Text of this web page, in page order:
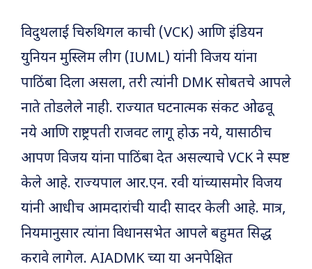
विदुथलाई चिरुथिगल काची (VCK) आणि इंडियन
युनियन मुस्लिम लीग (IUML) यांनी विजय यांना
पाठिंबा दिला असला, तरी त्यांनी DMK सोबतचे आपले
नाते तोडलेले नाही. राज्यात घटनात्मक संकट ओढवू
नये आणि राष्ट्रपती राजवट लागू होऊ नये, यासाठीच
आपण विजय यांना पाठिंबा देत असल्याचे VCK ने स्पष्ट
केले आहे. राज्यपाल आर.एन. रवी यांच्यासमोर विजय
यांनी आधीच आमदारांची यादी सादर केली आहे. मात्र,
नियमानुसार त्यांना विधानसभेत आपले बहुमत सिद्ध
करावे लागेल. AIADMK च्या या अनपेक्षित